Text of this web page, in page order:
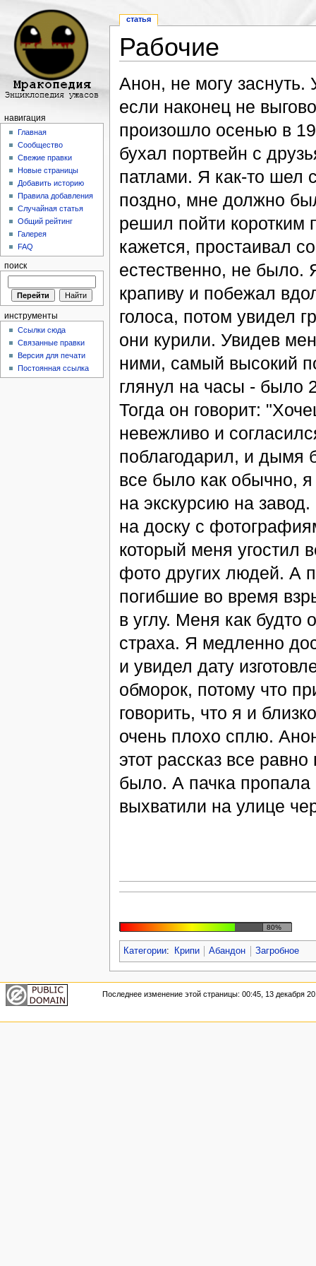
Рабочие
Анон, не могу
если наконец не
произошло осенью в
бухал портвейн с
патлами. Я как-то шел
поздно, мне должно
решил пойти коротким
кажется, простаивал
естественно, не было.
крапиву и побежал
голоса, потом увидел
они курили. Увидев
ними, самый высокий
глянул на часы - было
Тогда он говорит:
невежливо и
поблагодарил, и
все было как обычно,
на экскурсию на
на доску с
который меня угостил
фото других людей. А
погибшие во время
в углу. Меня как будто
страха. Я медленно
и увидел дату
обморок, потому что
говорить, что я и
очень плохо сплю.
этот рассказ все
было. А пачка пропала
выхватили на улице
80%
Категории: Крипи Абандон Загробное
статья
навигация
Главная
Сообщество
Свежие правки
Новые страницы
Добавить историю
Правила добавления
Случайная статья
Общий рейтинг
Галерея
FAQ
поиск
инструменты
Ссылки сюда
Связанные правки
Версия для печати
Постоянная ссылка
Последнее изменение этой страницы: 00:45, 13 декабря